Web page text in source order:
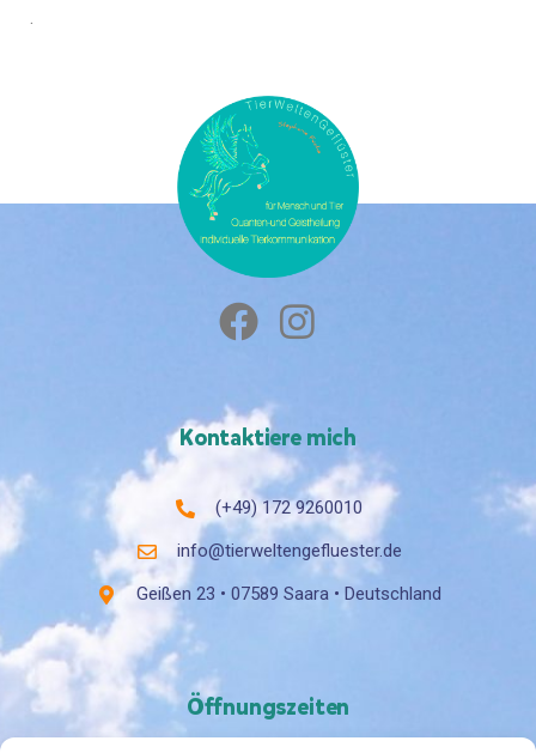
.
Kontaktiere mich
(+49) 172 9260010
info@tierweltengefluester.de
Geißen 23 • 07589 Saara • Deutschland
Öffnungszeiten